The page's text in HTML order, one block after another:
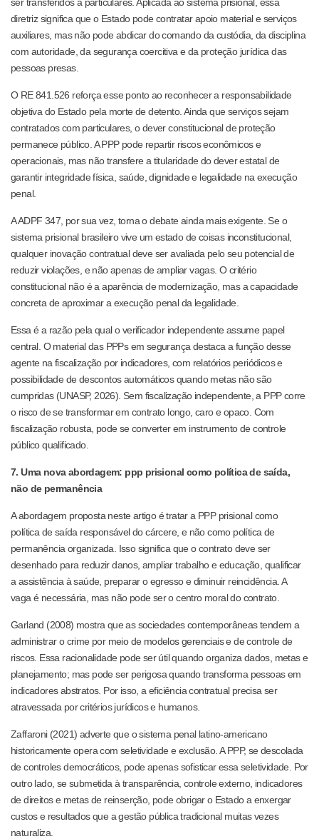
ser transferidos a particulares. Aplicada ao sistema prisional, essa
diretriz significa que o Estado pode contratar apoio material e serviços
auxiliares, mas não pode abdicar do comando da custódia, da disciplina
com autoridade, da segurança coercitiva e da proteção jurídica das
pessoas presas.
O RE 841.526 reforça esse ponto ao reconhecer a responsabilidade
objetiva do Estado pela morte de detento. Ainda que serviços sejam
contratados com particulares, o dever constitucional de proteção
permanece público. A PPP pode repartir riscos econômicos e
operacionais, mas não transfere a titularidade do dever estatal de
garantir integridade física, saúde, dignidade e legalidade na execução
penal.
A ADPF 347, por sua vez, torna o debate ainda mais exigente. Se o
sistema prisional brasileiro vive um estado de coisas inconstitucional,
qualquer inovação contratual deve ser avaliada pelo seu potencial de
reduzir violações, e não apenas de ampliar vagas. O critério
constitucional não é a aparência de modernização, mas a capacidade
concreta de aproximar a execução penal da legalidade.
Essa é a razão pela qual o verificador independente assume papel
central. O material das PPPs em segurança destaca a função desse
agente na fiscalização por indicadores, com relatórios periódicos e
possibilidade de descontos automáticos quando metas não são
cumpridas (UNASP, 2026). Sem fiscalização independente, a PPP corre
o risco de se transformar em contrato longo, caro e opaco. Com
fiscalização robusta, pode se converter em instrumento de controle
público qualificado.
7. Uma nova abordagem: ppp prisional como política de saída,
não de permanência
A abordagem proposta neste artigo é tratar a PPP prisional como
política de saída responsável do cárcere, e não como política de
permanência organizada. Isso significa que o contrato deve ser
desenhado para reduzir danos, ampliar trabalho e educação, qualificar
a assistência à saúde, preparar o egresso e diminuir reincidência. A
vaga é necessária, mas não pode ser o centro moral do contrato.
Garland (2008) mostra que as sociedades contemporâneas tendem a
administrar o crime por meio de modelos gerenciais e de controle de
riscos. Essa racionalidade pode ser útil quando organiza dados, metas e
planejamento; mas pode ser perigosa quando transforma pessoas em
indicadores abstratos. Por isso, a eficiência contratual precisa ser
atravessada por critérios jurídicos e humanos.
Zaffaroni (2021) adverte que o sistema penal latino-americano
historicamente opera com seletividade e exclusão. A PPP, se descolada
de controles democráticos, pode apenas sofisticar essa seletividade. Por
outro lado, se submetida à transparência, controle externo, indicadores
de direitos e metas de reinserção, pode obrigar o Estado a enxergar
custos e resultados que a gestão pública tradicional muitas vezes
naturaliza.